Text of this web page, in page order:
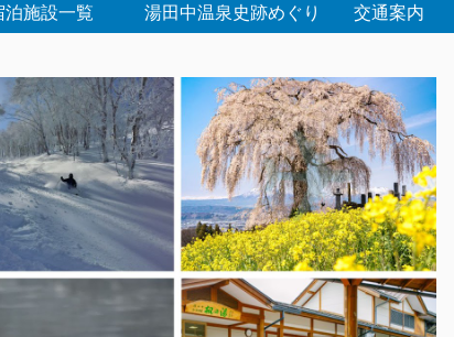
泊施設一覧 湯田中温泉史跡めぐり 交通案内